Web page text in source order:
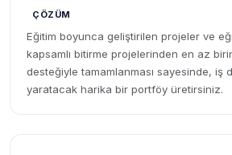
ÇÖZÜM
Eğitim boyunca geliştirilen projeler ve
kapsamlı bitirme projelerinden en az
desteğiyle tamamlanması sayesinde, iş
yaratacak harika bir portföy üretirsiniz.